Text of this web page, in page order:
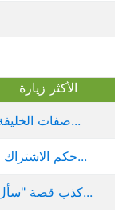
الأكثر زيارة
صفات الخليفة القحطاني وفقاً للأح...
حكم الاشتراك في البرنامج التسويق...
كذب قصة "سأل الله تعالى ملك المو...